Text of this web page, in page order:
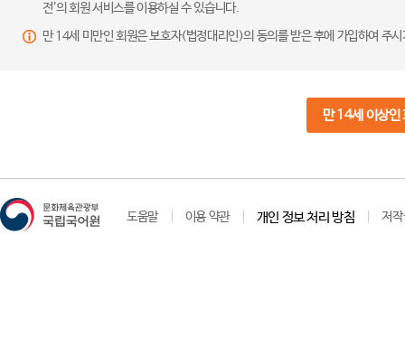
전’의 회원 서비스를 이용하실 수 있습니다.
만 14세 미만인 회원은 보호자(법정대리인)의 동의를 받은 후에 가입하여 주
만 14세 이상인
도움말 이용 약관 개인 정보 처리 방침 저